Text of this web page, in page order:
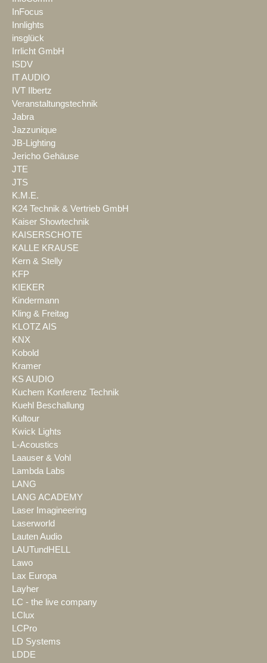
InFocus
Innlights
insglück
Irrlicht GmbH
ISDV
IT AUDIO
IVT Ilbertz
Veranstaltungstechnik
Jabra
Jazzunique
JB-Lighting
Jericho Gehäuse
JTE
JTS
K.M.E.
K24 Technik & Vertrieb GmbH
Kaiser Showtechnik
KAISERSCHOTE
KALLE KRAUSE
Kern & Stelly
KFP
KIEKER
Kindermann
Kling & Freitag
KLOTZ AIS
KNX
Kobold
Kramer
KS AUDIO
Kuchem Konferenz Technik
Kuehl Beschallung
Kultour
Kwick Lights
L-Acoustics
Laauser & Vohl
Lambda Labs
LANG
LANG ACADEMY
Laser Imagineering
Laserworld
Lauten Audio
LAUTundHELL
Lawo
Lax Europa
Layher
LC - the live company
LClux
LCPro
LD Systems
LDDE